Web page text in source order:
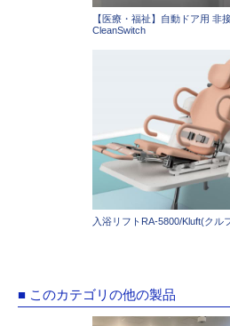
【医療・福祉】自動ドア用 非
CleanSwitch
入浴リフトRA-5800/Kluft(クル
■ このカテゴリの他の製品